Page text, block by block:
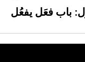
باب فعَل يفعُل